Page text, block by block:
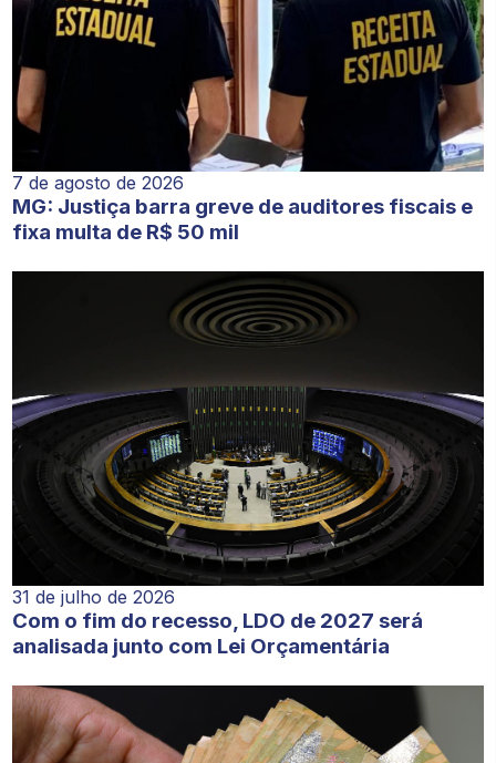
7 de agosto de 2026
MG: Justiça barra greve de auditores fiscais e
fixa multa de R$ 50 mil
31 de julho de 2026
Com o fim do recesso, LDO de 2027 será
analisada junto com Lei Orçamentária